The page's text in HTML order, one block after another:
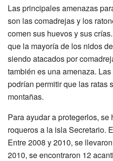
Las principales amenazas
son las comadrejas y los
comen sus huevos y sus
que la mayoría de los nidos
siendo atacados por
también es una amenaza.
podrían permitir que las ratas
montañas.
Para ayudar a protegerlos,
roqueros a la isla Secretario.
Entre 2008 y 2010, se
2010, se encontraron 12